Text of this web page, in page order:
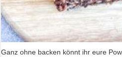
Ganz ohne backen könnt ihr eure